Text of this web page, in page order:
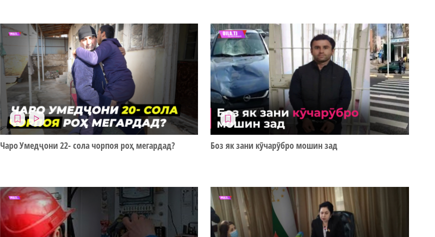
Чаро Умедҷони 22- сола чорпоя роҳ мегардад? Боз як зани кӯчарӯбро мошин зад